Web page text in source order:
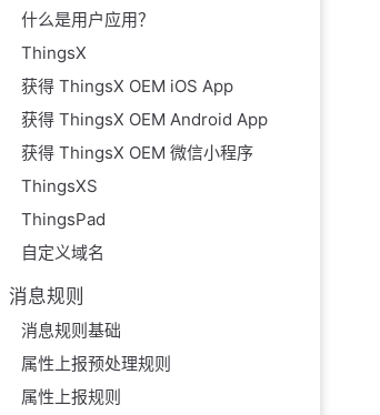
什么是用户应用？
ThingsX
获得 ThingsX OEM iOS App
获得 ThingsX OEM Android App
获得 ThingsX OEM 微信小程序
ThingsXS
ThingsPad
自定义域名
消息规则
消息规则基础
属性上报预处理规则
属性上报规则